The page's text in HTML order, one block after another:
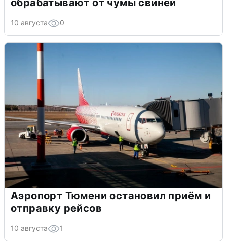
10 августа 0
Аэропорт Тюмени остановил приём и
отправку рейсов
10 августа 1